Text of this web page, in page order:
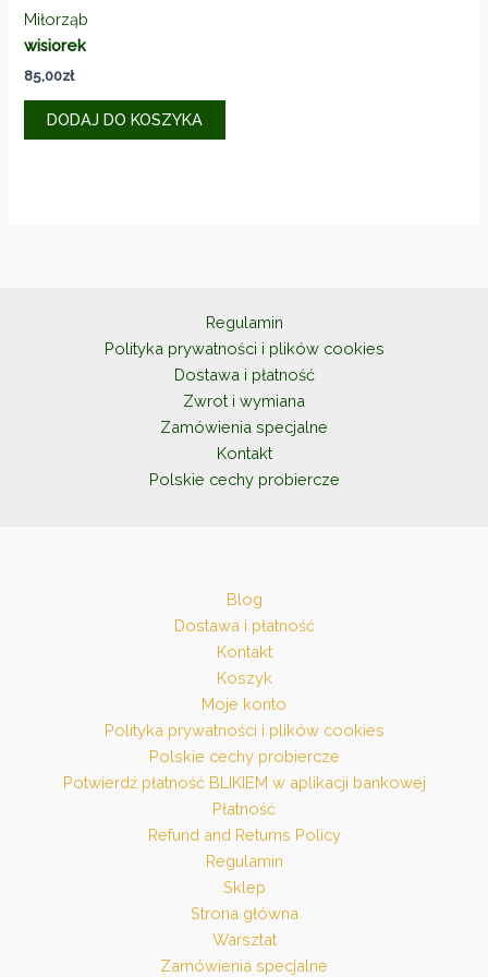
Miłorząb
wisiorek
85,00zł
DODAJ DO KOSZYKA
Regulamin
Polityka prywatności i plików cookies
Dostawa i płatność
Zwrot i wymiana
Zamówienia specjalne
Kontakt
Polskie cechy probiercze
Blog
Dostawa i płatność
Kontakt
Koszyk
Moje konto
Polityka prywatności i plików cookies
Polskie cechy probiercze
Potwierdź płatność BLIKIEM w aplikacji bankowej
Płatność
Refund and Returns Policy
Regulamin
Sklep
Strona główna
Warsztat
Zamówienia specjalne